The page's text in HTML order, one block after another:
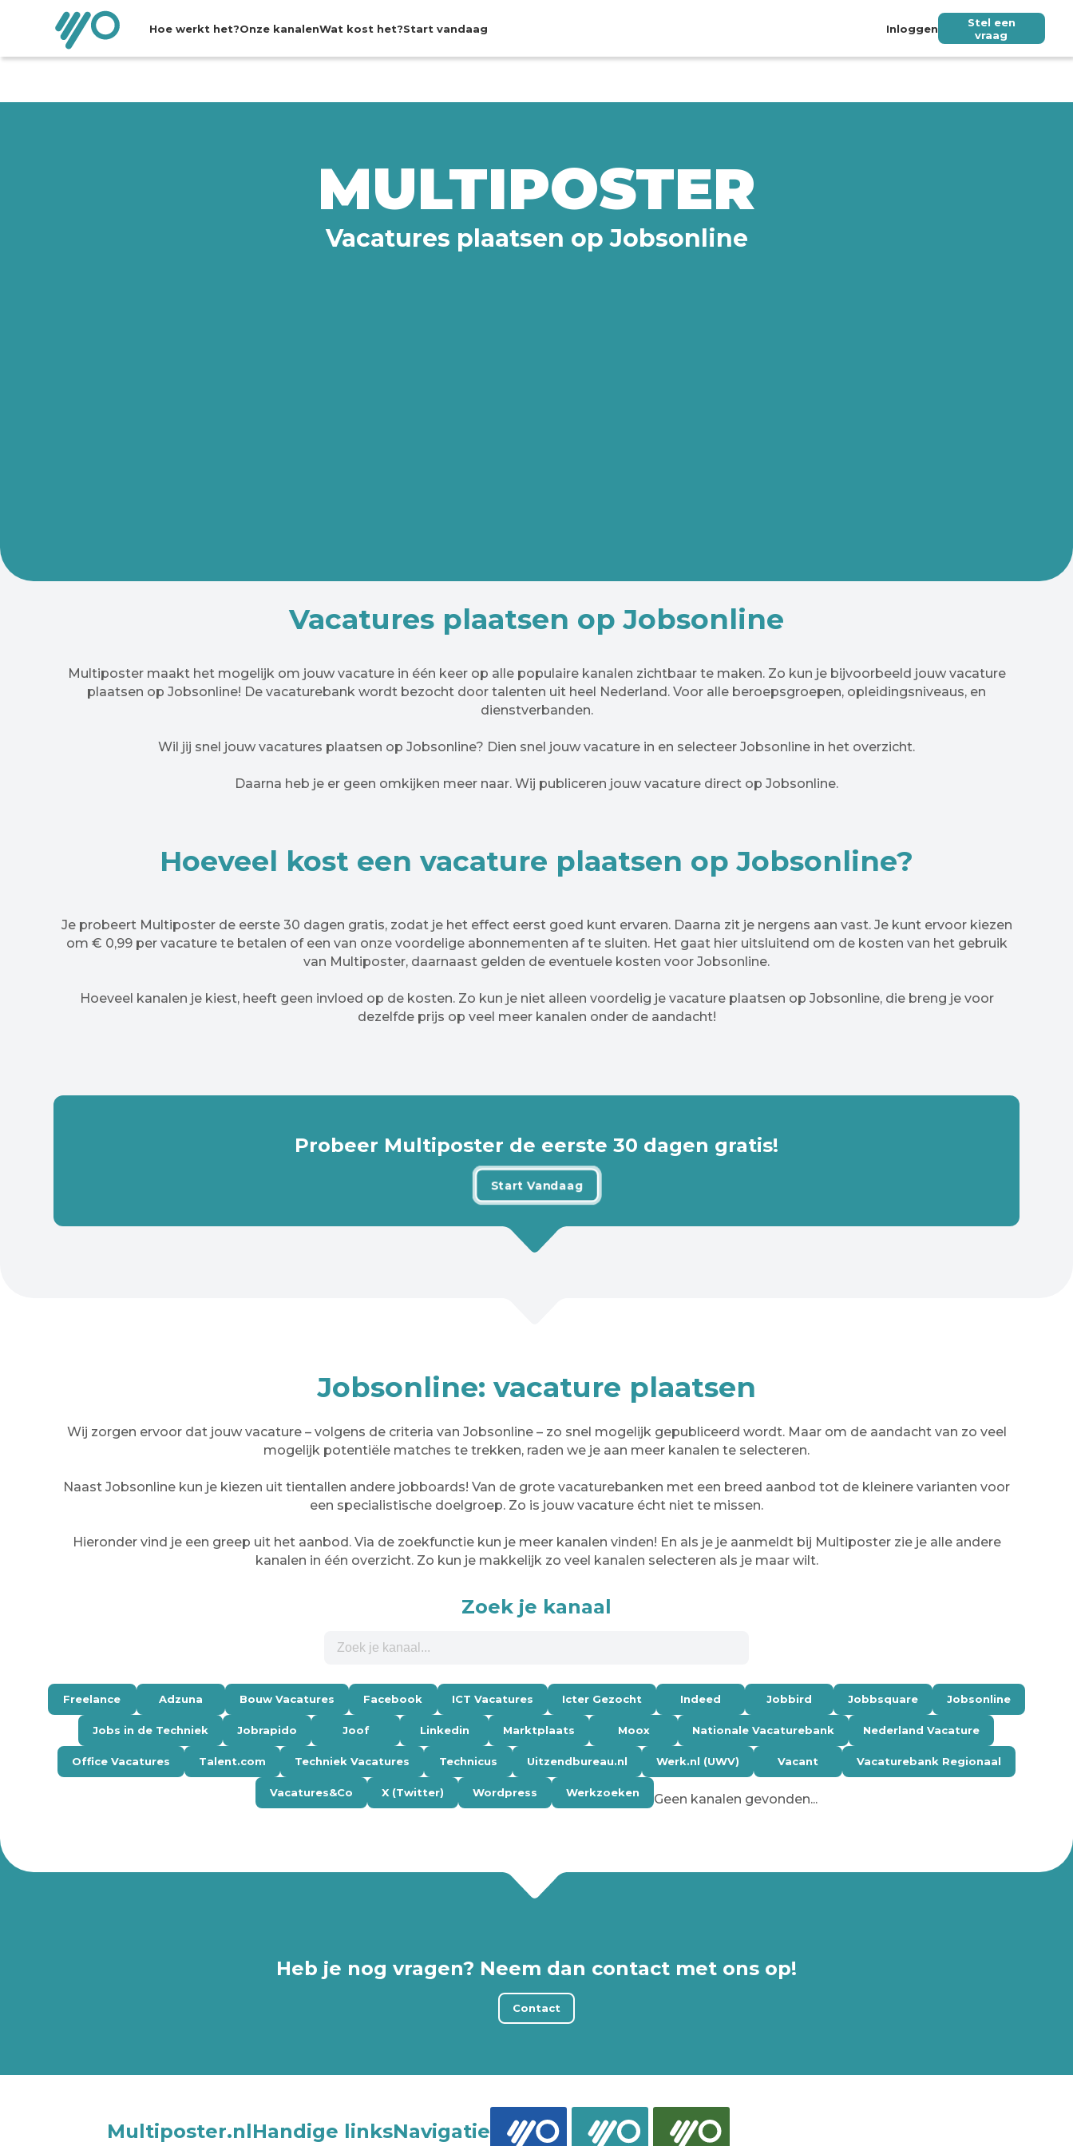
Hoe werkt het?Onze kanalenWat kost het?Start vandaag Inloggen
Stel een
vraag
MULTIPOSTER
Vacatures plaatsen op Jobsonline
Vacatures plaatsen op Jobsonline
Multiposter maakt het mogelijk om jouw vacature in één keer op alle populaire kanalen zichtbaar te maken. Zo kun je bijvoorbeeld jouw vacature
plaatsen op Jobsonline! De vacaturebank wordt bezocht door talenten uit heel Nederland. Voor alle beroepsgroepen, opleidingsniveaus, en
dienstverbanden.
Wil jij snel jouw vacatures plaatsen op Jobsonline? Dien snel jouw vacature in en selecteer Jobsonline in het overzicht.
Daarna heb je er geen omkijken meer naar. Wij publiceren jouw vacature direct op Jobsonline.
Hoeveel kost een vacature plaatsen op Jobsonline?
Je probeert Multiposter de eerste 30 dagen gratis, zodat je het effect eerst goed kunt ervaren. Daarna zit je nergens aan vast. Je kunt ervoor kiezen
om € 0,99 per vacature te betalen of een van onze voordelige abonnementen af te sluiten. Het gaat hier uitsluitend om de kosten van het gebruik
van Multiposter, daarnaast gelden de eventuele kosten voor Jobsonline.
Hoeveel kanalen je kiest, heeft geen invloed op de kosten. Zo kun je niet alleen voordelig je vacature plaatsen op Jobsonline, die breng je voor
dezelfde prijs op veel meer kanalen onder de aandacht!
Probeer Multiposter de eerste 30 dagen gratis!
Start Vandaag
Jobsonline: vacature plaatsen
Wij zorgen ervoor dat jouw vacature – volgens de criteria van Jobsonline – zo snel mogelijk gepubliceerd wordt. Maar om de aandacht van zo veel
mogelijk potentiële matches te trekken, raden we je aan meer kanalen te selecteren.
Naast Jobsonline kun je kiezen uit tientallen andere jobboards! Van de grote vacaturebanken met een breed aanbod tot de kleinere varianten voor
een specialistische doelgroep. Zo is jouw vacature écht niet te missen.
Hieronder vind je een greep uit het aanbod. Via de zoekfunctie kun je meer kanalen vinden! En als je je aanmeldt bij Multiposter zie je alle andere
kanalen in één overzicht. Zo kun je makkelijk zo veel kanalen selecteren als je maar wilt.
Zoek je kanaal
Freelance Adzuna Bouw Vacatures Facebook ICT Vacatures Icter Gezocht Indeed Jobbird Jobbsquare Jobsonline
Jobs in de Techniek Jobrapido Joof Linkedin Marktplaats Moox Nationale Vacaturebank Nederland Vacature
Office Vacatures Talent.com Techniek Vacatures Technicus Uitzendbureau.nl Werk.nl (UWV) Vacant Vacaturebank Regionaal
Vacatures&Co X (Twitter) Wordpress Werkzoeken Geen kanalen gevonden...
Heb je nog vragen? Neem dan contact met ons op!
Contact
Multiposter.nlHandige linksNavigatie